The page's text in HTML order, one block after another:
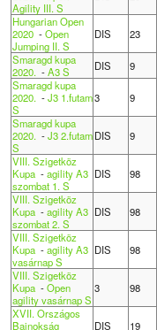
Agility III. S
Hungarian Open
2020-Open
Jumping II. S
DIS 23
Smaragd kupa
2020. -A3 S DIS 9
Smaragd kupa
2020. -J3 1.futam
S
3 9
Smaragd kupa
2020. -J3 2.futam
S
DIS 9
VIII. Szigetköz
Kupa-agility A3
szombat 1. S
DIS 98
VIII. Szigetköz
Kupa-agility A3
szombat 2. S
DIS 98
VIII. Szigetköz
Kupa-agility A3
vasárnap S
DIS 98
VIII. Szigetköz
Kupa-Open
agility vasárnap S
3 98
XVII. Országos
Bajnokság
DIS 19